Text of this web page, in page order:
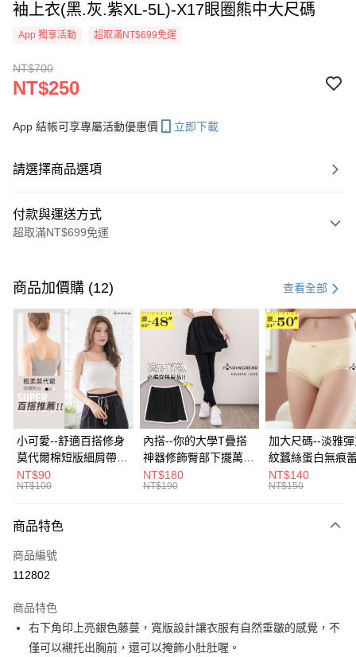
袖上衣(黑.灰.紫XL-5L)-X17眼圈熊中大尺碼
App 獨享活動 超取滿NT$699免運
NT$700
NT$250
App 結帳可享專屬活動優惠價 立即下載
請選擇商品選項
付款與運送方式
超取滿NT$699免運
信用卡一次付款
超商取貨付款
LINE Pay
Apple Pay
街口支付
悠遊付
Google Pay
全盈+PAY
大哥付你分期
【大哥付你分期使用說明】
1.本服務由台灣大哥大提供，台灣大哥大用戶可立即使用無須另外申請。
流程，驗證手機門號後，選擇欲分期的期數、繳款截止日，確認付款後即完
成交易。
3.實際核准額度、可分期數及費用金額請依後續交易確認頁面所載為準。
4.訂單成立30分鐘內，如未前往確認交易或遇審核未通過，訂單將自動取
AFTEE先享後付
【關於「AFTEE先享後付」】
AFTEE先享後付是「在收到商品之後才付款」的支付方式。 讓您購物簡單
便利好安心！
１．簡單：不需註冊會員、不需綁卡、不需儲值。
ATM付款
商品加價購 (12) 查看全部
小可愛--舒適百搭修身
莫代爾棉短版細肩帶素
色背心(白.黑.灰L-2L)-
U582眼圈熊中大尺碼
NT$90
NT$100
內搭--你的大學T疊搭
神器修飾臀部下擺萬用
內搭裙/遮臀裙(黑2L-
6L)-Q155眼圈熊中大
NT$180
NT$190
加大尺碼--淡雅
紋蠶絲蛋白無痕
角內褲(白.粉.藍.
3L)-L28眼圈熊中
NT$140
NT$150
商品特色
商品編號
112802
商品特色
右下角印上亮銀色藤蔓，寬版設計讓衣服有自然垂皺的感覺，不
僅可以襯托出胸前，還可以掩飾小肚肚喔。